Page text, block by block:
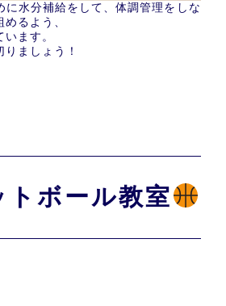
に水分補給をして、体調管理をしな
るよう、
ます。
ましょう！
トボール教室